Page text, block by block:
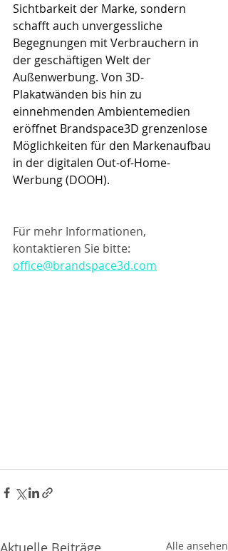
Sichtbarkeit der Marke, sondern
schafft auch unvergessliche
Begegnungen mit Verbrauchern in
der geschäftigen Welt der
Außenwerbung. Von 3D-
Plakatwänden bis hin zu
einnehmenden Ambientemedien
eröffnet Brandspace3D grenzenlose
Möglichkeiten für den Markenaufbau
in der digitalen Out-of-Home-
Werbung (DOOH).
Für mehr Informationen,
kontaktieren Sie bitte:
office@brandspace3d.com
Aktuelle Beiträge Alle ansehen